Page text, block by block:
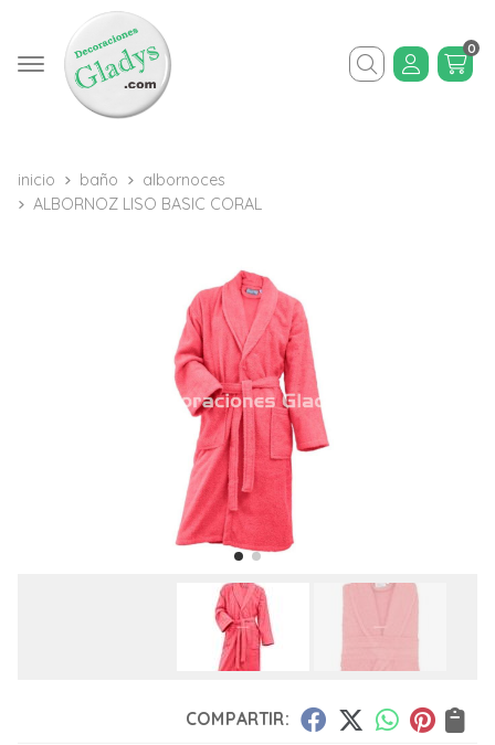
Buscar
0
inicio baño
albornoces
ALBORNOZ LISO BASIC CORAL
COMPARTIR: